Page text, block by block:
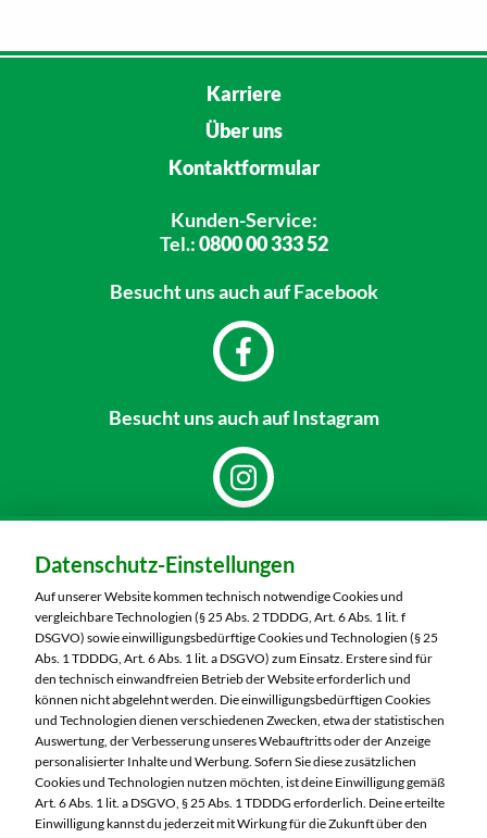
Karriere
Über uns
Kontaktformular
Kunden-Service:
Tel.:0800 00 333 52
Besucht unsauch auf Facebook
Besucht unsauch auf Instagram
MARKTKAUF Nürnberg-Mögeldorf
Laufamholzstraße 40/42
90482 Nürnberg
Telefon:0911 54340
Markt ändern
Öffnungszeiten diese Woche:
Mo:
08:00 – 20:00 Uhr
Di:
08:00 – 20:00 Uhr
Datenschutz-Einstellungen
Auf unserer Website kommen technisch notwendige Cookies und
vergleichbare Technologien (§ 25 Abs. 2 TDDDG, Art. 6 Abs. 1 lit. f
DSGVO) sowie einwilligungsbedürftige Cookies und Technologien (§ 25
Abs. 1 TDDDG, Art. 6 Abs. 1 lit. a DSGVO) zum Einsatz. Erstere sind für
den technisch einwandfreien Betrieb der Website erforderlich und
können nicht abgelehnt werden. Die einwilligungsbedürftigen Cookies
und Technologien dienen verschiedenen Zwecken, etwa der statistischen
Auswertung, der Verbesserung unseres Webauftritts oder der Anzeige
personalisierter Inhalte und Werbung. Sofern Sie diese zusätzlichen
Cookies und Technologien nutzen möchten, ist deine Einwilligung gemäß
Art. 6 Abs. 1 lit. a DSGVO, § 25 Abs. 1 TDDDG erforderlich. Deine erteilte
Einwilligung kannst du jederzeit mit Wirkung für die Zukunft über den